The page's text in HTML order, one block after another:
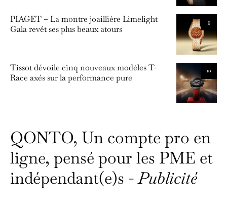
9
PIAGET – La montre joaillière Limelight
Gala revêt ses plus beaux atours
10
Tissot dévoile cinq nouveaux modèles T-
Race axés sur la performance pure
QONTO, Un compte pro en
ligne, pensé pour les PME et
indépendant(e)s -Publicité